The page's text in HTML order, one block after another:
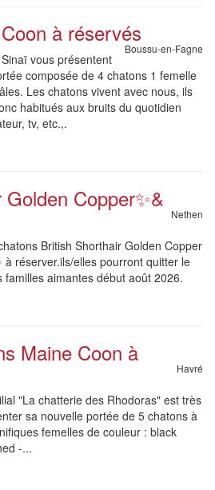
à réservés
Boussu-en-Fagne
vous présentent
composée de 4 chatons 1 femelle
Les chatons vivent avec nous, ils
habitués aux bruits du quotidien
tv, etc.,.
Copper✨️&
Nethen
British Shorthair Golden Copper
à réserver.ils/elles pourront quitter le
familles aimantes début août 2026.
Maine Coon à
Havré
"La chatterie des Rhodoras" est très
sa nouvelle portée de 5 chatons à
femelles de couleur : black
-...